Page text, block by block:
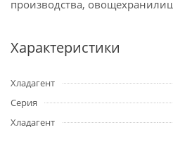
производства,
Характеристики
Хладагент
Серия
Хладагент